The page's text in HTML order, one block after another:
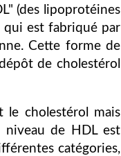
(des lipoprotéines
qui est fabriqué par
Cette forme de
de cholestérol
le cholestérol mais
niveau de HDL est
catégories,